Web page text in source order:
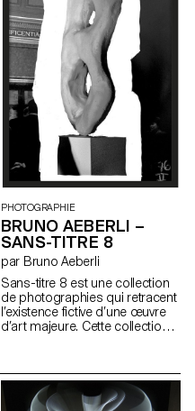
redécouverte dans les années
60 par les artistes de rock
blancs que le public s’est
intéressé à son parcours. En
30 ans, son histoire avait
totalement disparu. Les
théories, la fascination et les
visions romantiques du public
blanc ont achevé de créer un
mythe contemporain, auquel –
en tant que fan européen – j’ai
décidé de contribuer en
proposant ma propre version.
PHOTOGRAPHIE
BRUNO AEBERLI –
SANS-TITRE 8
par Bruno Aeberli
Sans-titre 8 est une collection
de photographies qui retracent
l’existence fictive d’une œuvre
d’art majeure. Cette collection
surreprésentation de l’objet
d’art de sa création à son
inscription dans l’inconscient